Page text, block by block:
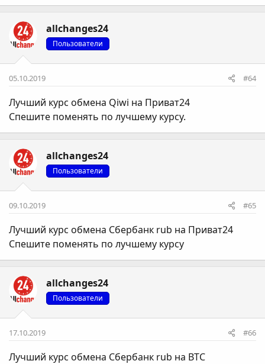
allchanges24
Пользователи
05.10.2019 #64
Лучший курс обмена Qiwi на Приват24
Спешите поменять по лучшему курсу.
allchanges24
Пользователи
09.10.2019 #65
Лучший курс обмена Сбербанк rub на Приват24
Спешите поменять по лучшему курсу
allchanges24
Пользователи
17.10.2019 #66
Лучший курс обмена Сбербанк rub на BTC